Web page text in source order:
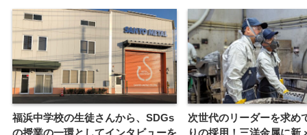
福浜中学校の生徒さんから、SDGs
の授業の一環としてインタビューを
次世代のリーダーを求め
りの採用！三洋金属に新